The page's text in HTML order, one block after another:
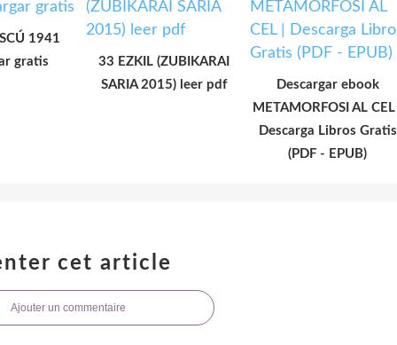
1941
gratis
33 EZKIL (ZUBIKARAI
SARIA 2015) leer pdf
Descargar ebook
METAMORFOSI AL CEL |
Descarga Libros Gratis
(PDF - EPUB)
cet article
Ajouter un commentaire